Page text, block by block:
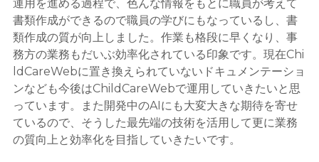
運用を進める過程で、色んな情報をもとに職員が考えて
書類作成ができるので職員の学びにもなっているし、書
類作成の質が向上しました。作業も格段に早くなり、事
務方の業務もだいぶ効率化されている印象です。現在Chi
ldCareWebに置き換えられていないドキュメンテーショ
ンなども今後はChildCareWebで運用していきたいと思
っています。また開発中のAIにも大変大きな期待を寄せ
ているので、そうした最先端の技術を活用して更に業務
の質向上と効率化を目指していきたいです。